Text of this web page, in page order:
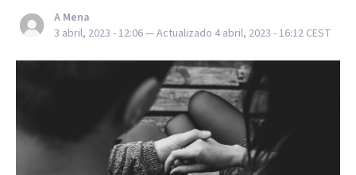
A Mena
3 abril, 2023 - 12:06— Actualizado 4 abril, 2023 - 16:12 CEST